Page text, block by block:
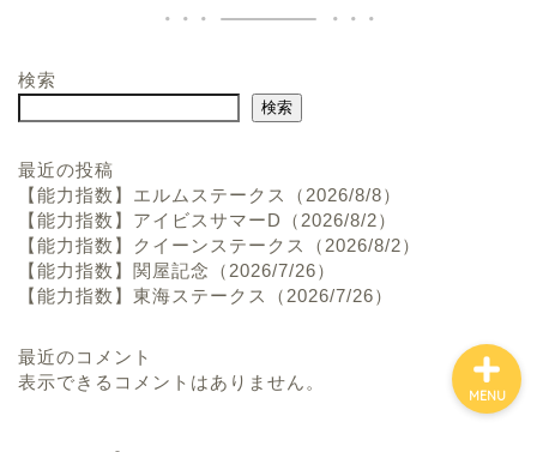
検索
検索
最近の投稿
【能力指数】エルムステークス（2026/8/8）
【能力指数】アイビスサマーD（2026/8/2）
【能力指数】クイーンステークス（2026/8/2）
【能力指数】関屋記念（2026/7/26）
【能力指数】東海ステークス（2026/7/26）
最近のコメント
表示できるコメントはありません。
MENU
プロフィール